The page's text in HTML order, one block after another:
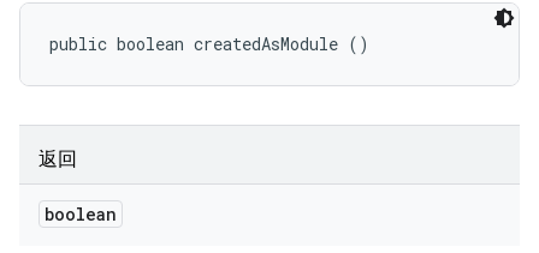
public boolean createdAsModule ()
返回
boolean